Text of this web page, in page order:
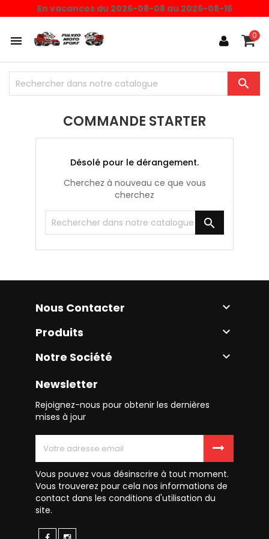
En vacances du 2026-08-08 au 2026-08-16
 0

COMMANDE STARTER
Désolé pour le dérangement.
Cherchez à nouveau ce que vous
cherchez

Nous Contacter 
Produits 
Notre Société 
Newsletter
Rejoignez-nous pour obtenir les dernières
mises à jour
Vous pouvez vous désinscrire à tout moment.
Vous trouverez pour cela nos informations de
contact dans les conditions d'utilisation du
site.